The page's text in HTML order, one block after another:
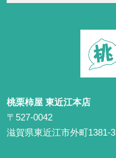
桃栗柿屋 東近江本店
〒527-0042
滋賀県東近江市外町1381-3